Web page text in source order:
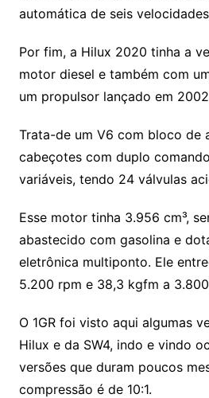
automática de seis
Por fim, a Hilux 2020 tinha a
motor diesel e também com
um propulsor lançado em
Trata-de um V6 com bloco de
cabeçotes com duplo
variáveis, tendo 24 válvulas
Esse motor tinha 3.956 cm³,
abastecido com gasolina e
eletrônica multiponto. Ele
5.200 rpm e 38,3 kgfm a
O 1GR foi visto aqui algumas
Hilux e da SW4, indo e vindo
versões que duram poucos
compressão é de 10:1.